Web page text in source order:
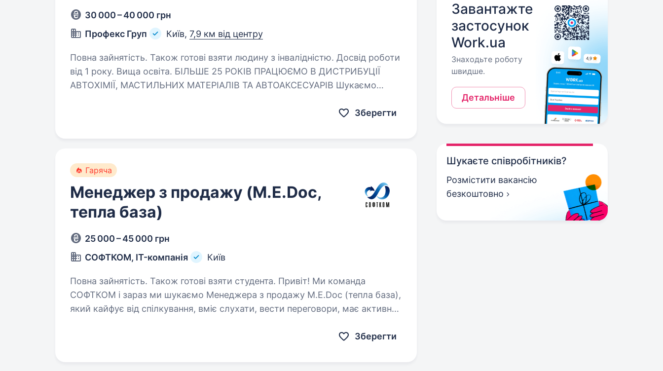
30 000 – 40 000 грн
Профекс Груп
Київ, 7,9 км від центру
Повна зайнятість. Також готові взяти людину з інвалідністю. Досвід роботи
від 1 року. Вища освіта. БІЛЬШЕ 25 РОКІВ ПРАЦЮЄМО В ДИСТРИБУЦІЇ
АВТОХІМІЇ, МАСТИЛЬНИХ МАТЕРІАЛІВ ТА АВТОАКСЕСУАРІВ Шукаємо
Зберегти
Гаряча
Менеджер з продажу (M.E.Doc,
тепла база)
25 000 – 45 000 грн
СОФТКОМ, IT-компанія
Київ
Повна зайнятість. Також готові взяти студента. Привіт! Ми команда
СОФТКОМ і зараз ми шукаємо Менеджера з продажу M.E.Doc (тепла база),
який кайфує від спілкування, вміє слухати, вести переговори, має активну
Зберегти
Завантажте
застосунок
Work.ua
Знаходьте роботу
швидше.
Детальніше
Шукаєте співробітників?
Розмістити вакансію
безкоштовно